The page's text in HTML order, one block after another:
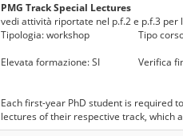
PMG Track Special Lectures
vedi attività riportate nel p.f.2 e p.f.3 per
Tipologia: workshop
Tipo
Elevata formazione: SI Verifica
Each first-year PhD student is required
lectures of their respective track, which